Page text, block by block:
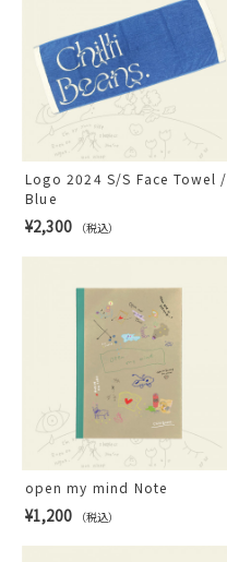
Logo 2024 S/S Face Towel /
Blue
¥2,300 （税込）
open my mind Note
¥1,200 （税込）